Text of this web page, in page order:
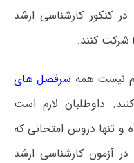
کنکور کارشناسی ارشد
شرکت کنند.
نیست همه سرفصل های
داوطلبان لازم است
و تنها دروس امتحانی که
آزمون کارشناسی ارشد